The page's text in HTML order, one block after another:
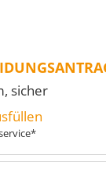
sicher